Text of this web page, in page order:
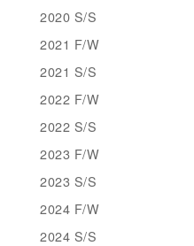
2020 S/S
2021 F/W
2021 S/S
2022 F/W
2022 S/S
2023 F/W
2023 S/S
2024 F/W
2024 S/S